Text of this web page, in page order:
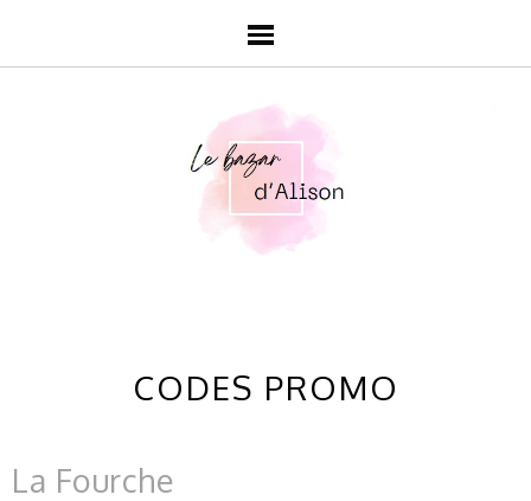
CODES PROMO
La Fourche